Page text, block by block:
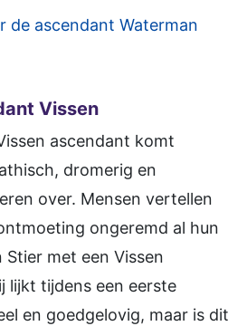
de ascendant Waterman
Vissen
ascendant komt
dromerig en
over. Mensen vertellen
ongeremd al hun
Stier met een Vissen
lijkt tijdens een eerste
en goedgelovig, maar is dit